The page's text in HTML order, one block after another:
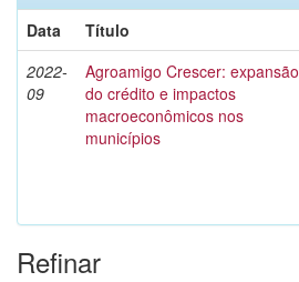
Data
Título
2022-
09
Agroamigo Crescer: expansão
do crédito e impactos
macroeconômicos nos
municípios
Refinar